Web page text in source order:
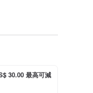
30.00 最高可減